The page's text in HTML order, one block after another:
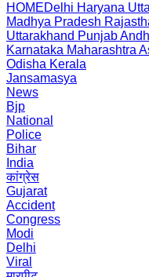
HOMEDelhi Haryana
Madhya Pradesh
Uttarakhand Punjab
Karnataka Maharashtra
Odisha Kerala
Jansamasya
News
Bjp
National
Police
Bihar
India
कांग्रेस
Gujarat
Accident
Congress
Modi
Delhi
Viral